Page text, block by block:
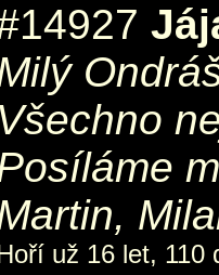
Všechno
už 16 let, 110